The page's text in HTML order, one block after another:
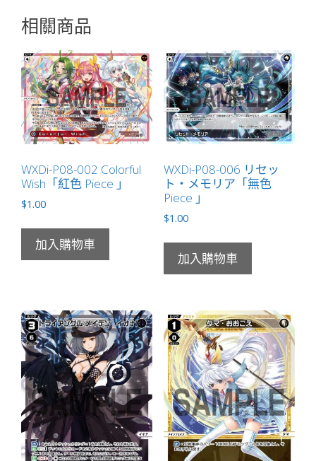
露）
」
數
量
相關商品
WXDi-P08-002 Colorful
Wish「紅色 Piece 」
$1.00
加入購物車
WXDi-P08-006 リセッ
ト・メモリア「無色
Piece 」
$1.00
加入購物車